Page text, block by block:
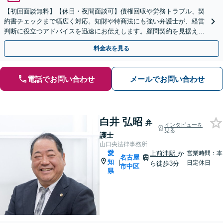
【初回面談無料】【休日・夜間面談可】債権回収や労務トラブル、契
約書チェックまで幅広く対応。知財や特商法にも強い弁護士が、経営
判断に役立つアドバイスを迅速にお伝えします。顧問契約を見据えた
スポット相談も歓迎。【製造・建設・FC等】
料金表を見る
電話でお問い合わせ メールでお問い合わせ
白井 弘昭 弁
護士
インタビューを
見る
山口央法律事務所
愛
知
県
|
名古屋
市中区
上前津駅か
ら徒歩3分
営業時間：本
日定休日